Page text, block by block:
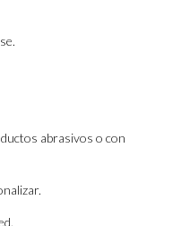
abrasivos o con